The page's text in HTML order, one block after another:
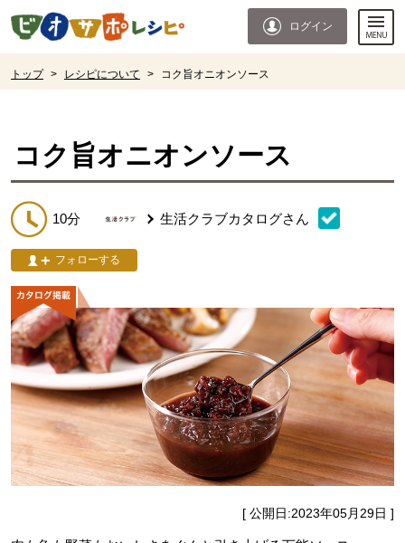
ページの先頭です。
ログイン
トップ > レシピについて > コク旨オニオンソース
コク旨オニオンソース
10分 生活クラブカタログさん
フォローする
[ 公開日:2023年05月29日 ]